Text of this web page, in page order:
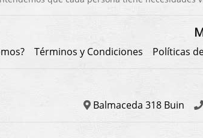
Términos y Condiciones Políticas
Balmaceda 318 Buin